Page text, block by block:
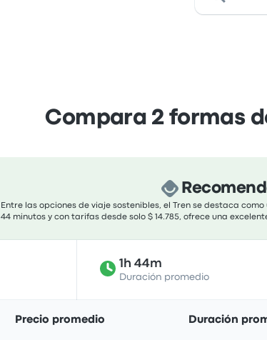
Compara 2 formas
Entre las opciones de viaje sostenibles, el Tren se destaca
44 minutos y con tarifas desde solo $ 14.785, ofrece una
1h 44m
Duración promedio
Precio promedio Duración